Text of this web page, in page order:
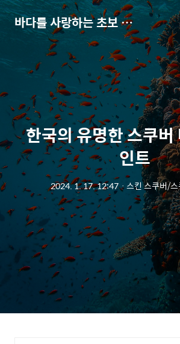
바다를 사랑하는 초보 다이버
한국의 유명한 스쿠버
인트
2024. 1. 17. 12:47ㆍ스킨 스쿠버/